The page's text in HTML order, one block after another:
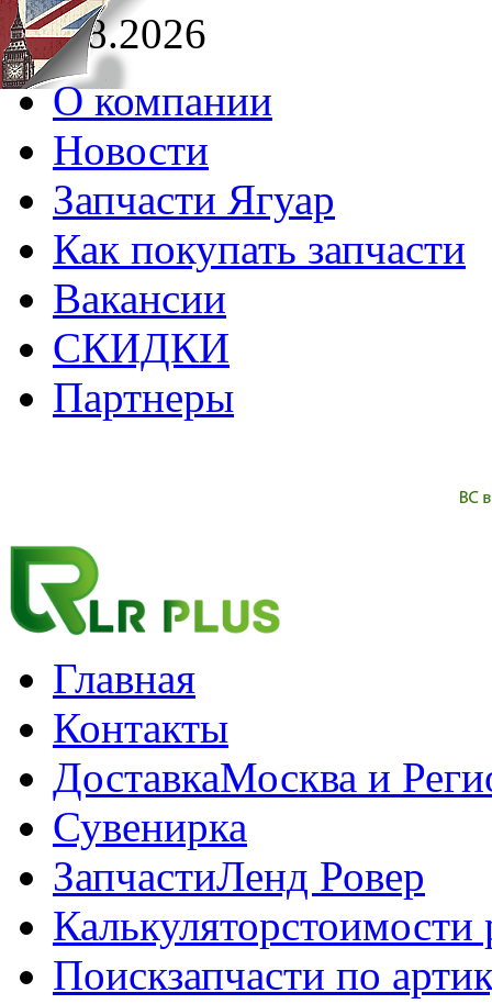
08.08.2026
О компании
Новости
Запчасти Ягуар
Как покупать запчасти
Вакансии
СКИДКИ
Партнеры
Главная
Контакты
ДоставкаМосква и
Сувенирка
ЗапчастиЛенд Ровер
Калькуляторстоимости
Поискзапчасти по